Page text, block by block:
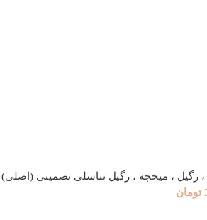
زگیل ، میخچه ، زگیل تناسلی تضمینی (اصلی)
تومان